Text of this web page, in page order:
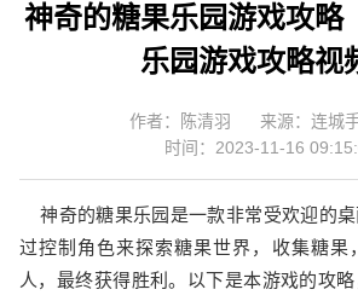
神奇的糖果乐园游戏攻略
乐园游戏攻略视
作者：陈清羽
来源：连城
时间：2023-11-16
神奇的糖果乐园是一款非常受欢迎的
过控制角色来探索糖果世界，收集糖果
人，最终获得胜利。以下是本游戏的攻